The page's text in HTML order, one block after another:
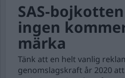
SAS-
ingen
märka
Tänk att en helt vanlig
genomslagskraft år 2020